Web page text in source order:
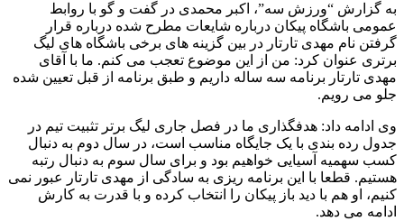
به گزارش “ورزش سه”، اکبر محمدی در گفت و گو با روابط
عمومی باشگاه پیکان درباره شایعات مطرح شده درباره قرار
گرفتن نام مهدی تارتار در بین گزینه های برخی باشگاه های لیگ
برتری عنوان کرد: من از این موضوع تعجب می کنم. ما با آقای
مهدی تارتار برنامه سه ساله داریم و طبق برنامه از قبل تعیین شده
جلو می رویم.
وی ادامه داد: هدفگذاری ما در فصل جاری لیگ برتر تثبیت تیم در
جدول رده بندی با یک جایگاه مناسب است، در سال دوم به دنبال
کسب سهمیه آسیایی خواهیم بود و برای سال سوم به دنبال رتبه
هستیم. قطعا با این برنامه ریزی به سادگی از مهدی تارتار عبور نمی
کنیم، او هم با دید باز پیکان را انتخاب کرده و با قدرت به کارش
ادامه می دهد.